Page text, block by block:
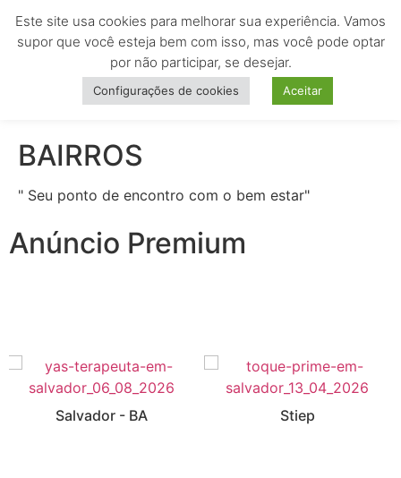
MENU
BAIRROS
" Seu ponto de encontro com o bem estar"
Anúncio Premium
Salvador - BA Stiep
Este site usa cookies para melhorar sua experiência. Vamos
supor que você esteja bem com isso, mas você pode optar
por não participar, se desejar.
Configurações de cookies Aceitar